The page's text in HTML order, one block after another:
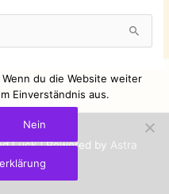
Luck| Powered by Astra
Theme
du die Website weiter
Einverständnis aus.
Nein